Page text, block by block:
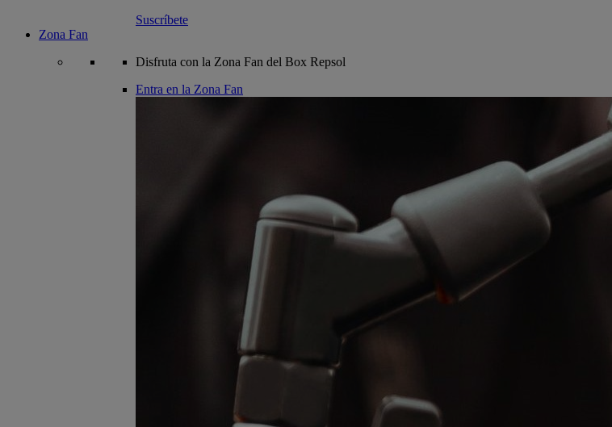
Suscríbete
Zona Fan
Disfruta con la Zona Fan del Box Repsol
Entra en la Zona Fan